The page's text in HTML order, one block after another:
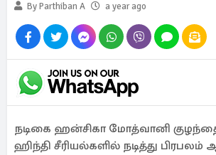
By Parthiban A
a year ago
நடிகை ஹன்சிகா மோத்வானி
ஹிந்தி சீரியல்களில் நடித்து